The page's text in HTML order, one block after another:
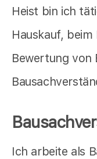
Heist bin ich
Hauskauf,
Bewertung von
Ich arbeite als